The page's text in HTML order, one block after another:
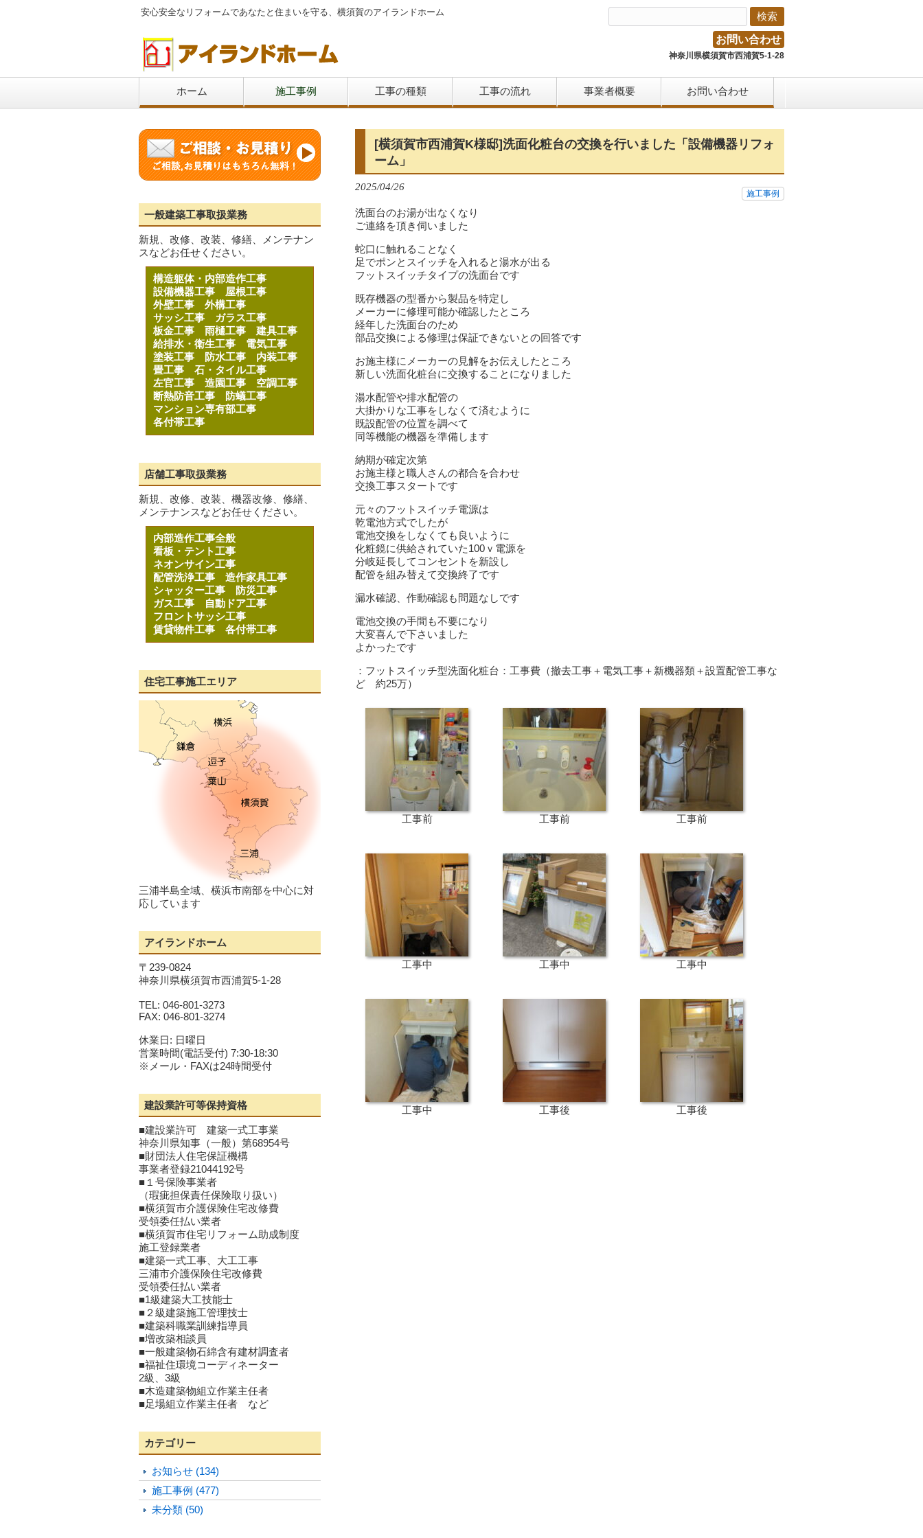
安心安全なリフォームであなたと住まいを守る、横須賀のアイランドホーム
お問い合わせ
神奈川県横須賀市西浦賀5-1-28
ホーム 施工事例 工事の種類 工事の流れ 事業者概要 お問い合わせ
[横須賀市西浦賀K様邸]洗面化粧台の交換を行いました「設備機器リフォ
ーム」
2025/04/26
施工事例
洗面台のお湯が出なくなり
ご連絡を頂き伺いました
蛇口に触れることなく
足でポンとスイッチを入れると湯水が出る
フットスイッチタイプの洗面台です
既存機器の型番から製品を特定し
メーカーに修理可能か確認したところ
経年した洗面台のため
部品交換による修理は保証できないとの回答です
お施主様にメーカーの見解をお伝えしたところ
新しい洗面化粧台に交換することになりました
湯水配管や排水配管の
大掛かりな工事をしなくて済むように
既設配管の位置を調べて
同等機能の機器を準備します
納期が確定次第
お施主様と職人さんの都合を合わせ
交換工事スタートです
元々のフットスイッチ電源は
乾電池方式でしたが
電池交換をしなくても良いように
化粧鏡に供給されていた100ｖ電源を
分岐延長してコンセントを新設し
配管を組み替えて交換終了です
漏水確認、作動確認も問題なしです
電池交換の手間も不要になり
大変喜んで下さいました
よかったです
：フットスイッチ型洗面化粧台：工事費（撤去工事＋電気工事＋新機器類＋設置配管工事な
ど 約25万）
工事前 工事前 工事前
工事中 工事中 工事中
工事中 工事後 工事後
一般建築工事取扱業務
新規、改修、改装、修繕、メンテナン
スなどお任せください。
構造躯体・内部造作工事
設備機器工事 屋根工事
外壁工事 外構工事
サッシ工事 ガラス工事
板金工事 雨樋工事 建具工事
給排水・衛生工事 電気工事
塗装工事
防水工事 内装工事
畳工事 石・タイル工事
左官工事 造園工事 空調工事
断熱防音工事
防蟻工事
マンション専有部工事
各付帯工事
店舗工事取扱業務
新規、改修、改装、機器改修、修繕、
メンテナンスなどお任せください。
内部造作工事全般
看板・テント工事
ネオンサイン工事
配管洗浄工事 造作家具工事
シャッター工事
防災工事
ガス工事
自動ドア工事
フロントサッシ工事
賃貸物件工事 各付帯工事
住宅工事施工エリア
三浦半島全域、横浜市南部を中心に対
応しています
アイランドホーム
〒239-0824
神奈川県横須賀市西浦賀5-1-28
TEL: 046-801-3273
FAX: 046-801-3274
休業日: 日曜日
営業時間(電話受付) 7:30-18:30
※メール・FAXは24時間受付
建設業許可等保持資格
■建設業許可 建築一式工事業
神奈川県知事（一般）第68954号
■財団法人住宅保証機構
事業者登録21044192号
■１号保険事業者
（瑕疵担保責任保険取り扱い）
■横須賀市介護保険住宅改修費
受領委任払い業者
■横須賀市住宅リフォーム助成制度
施工登録業者
■建築一式工事、大工工事
三浦市介護保険住宅改修費
受領委任払い業者
■1級建築大工技能士
■２級建築施工管理技士
■建築科職業訓練指導員
■増改築相談員
■一般建築物石綿含有建材調査者
■福祉住環境コーディネーター
2級、3級
■木造建築物組立作業主任者
■足場組立作業主任者 など
カテゴリー
お知らせ (134)
施工事例 (477)
未分類 (50)